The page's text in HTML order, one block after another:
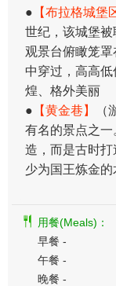
● 【布拉格城堡
世纪，该城堡
观景台俯瞰笼
中穿过，高高
煌、格外美丽
● 【黄金巷】
有名的景点之一
造，而是古时
少为国王炼金
用餐(Meals)：
早餐 -
午餐 -
晚餐 -